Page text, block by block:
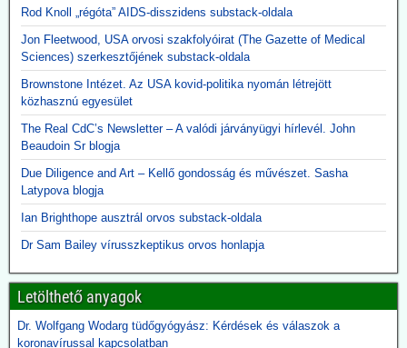
Rod Knoll „régóta” AIDS-disszidens substack-oldala
Jon Fleetwood, USA orvosi szakfolyóirat (The Gazette of Medical
Sciences) szerkesztőjének substack-oldala
Brownstone Intézet. Az USA kovid-politika nyomán létrejött
közhasznú egyesület
The Real CdC’s Newsletter – A valódi járványügyi hírlevél. John
Beaudoin Sr blogja
Due Diligence and Art – Kellő gondosság és művészet. Sasha
Latypova blogja
Ian Brighthope ausztrál orvos substack-oldala
Dr Sam Bailey vírusszkeptikus orvos honlapja
Letölthető anyagok
Dr. Wolfgang Wodarg tüdőgyógyász: Kérdések és válaszok a
koronavírussal kapcsolatban